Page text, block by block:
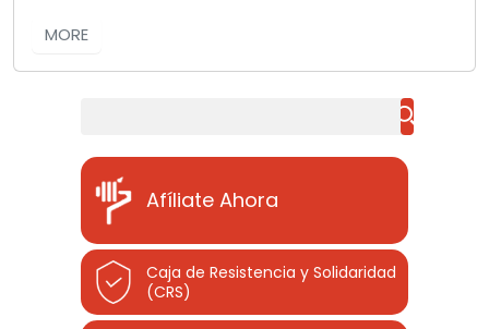
MORE
Afíliate Ahora
Caja de Resistencia y Solidaridad
(CRS)